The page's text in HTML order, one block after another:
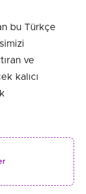
bu Türkçe
ve
kalıcı